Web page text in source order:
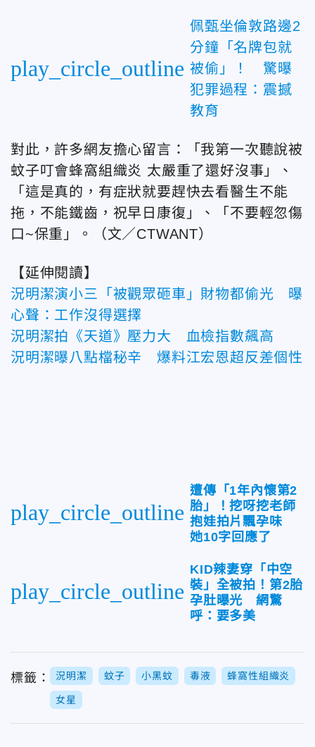
play_circle_outline
佩甄坐倫敦路邊2
分鐘「名牌包就
被偷」！ 驚曝
犯罪過程：震撼
教育
對此，許多網友擔心留言：「我第一次聽說被
蚊子叮會蜂窩組織炎 太嚴重了還好沒事」、
「這是真的，有症狀就要趕快去看醫生不能
拖，不能鐵齒，祝早日康復」、「不要輕忽傷
口~保重」。（文／CTWANT）
【延伸閱讀】
況明潔演小三「被觀眾砸車」財物都偷光 曝
心聲：工作沒得選擇
況明潔拍《天道》壓力大 血檢指數飆高
況明潔曝八點檔秘辛 爆料江宏恩超反差個性
play_circle_outline
遭傳「1年內懷第2
胎」！挖呀挖老師
抱娃拍片飄孕味
她10字回應了
play_circle_outline
KID辣妻穿「中空
裝」全被拍！第2胎
孕肚曝光 網驚
呼：要多美
標籤： 況明潔 蚊子 小黑蚊 毒液 蜂窩性組織炎
女星